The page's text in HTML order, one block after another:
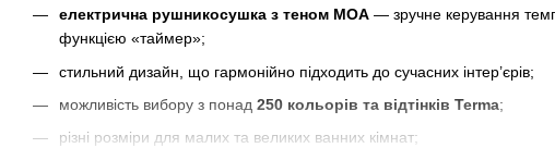
електрична рушникосушка з теном MOA — зручне керування
функцією «таймер»;
стильний дизайн, що гармонійно підходить до сучасних інтер’єрів;
можливість вибору з понад 250 кольорів та відтінків Terma;
різні розміри для малих та великих ванних кімнат;